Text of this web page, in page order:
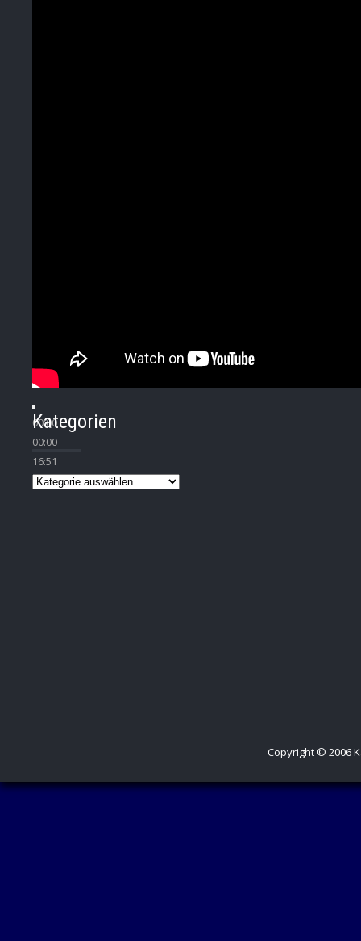
00:00
00:00
16:51
Kategorien
Kategorien
Copyright © 2006